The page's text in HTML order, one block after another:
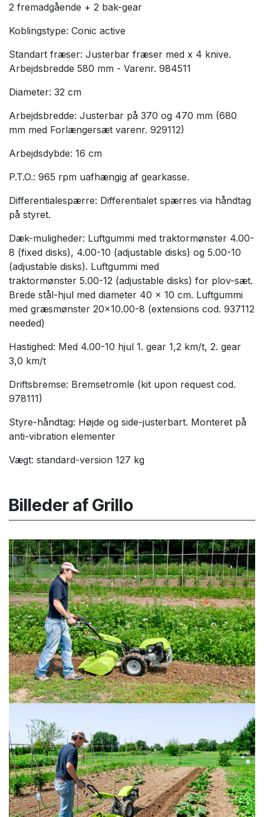
2 fremadgående + 2 bak-gear
Koblingstype: Conic active
Standart fræser: Justerbar fræser med x 4 knive.
Arbejdsbredde 580 mm - Varenr. 984511
Diameter: 32 cm
Arbejdsbredde: Justerbar på 370 og 470 mm (680
mm med Forlængersæt varenr. 929112)
Arbejdsdybde: 16 cm
P.T.O.: 965 rpm uafhængig af gearkasse.
Differentialespærre: Differentialet spærres via håndtag
på styret.
Dæk-muligheder: Luftgummi med traktormønster 4.00-
8 (fixed disks), 4.00-10 (adjustable disks) og 5.00-10
(adjustable disks). Luftgummi med
traktormønster 5.00-12 (adjustable disks) for plov-sæt.
Brede stål-hjul med diameter 40 x 10 cm. Luftgummi
med græsmønster 20x10.00-8 (extensions cod. 937112
needed)
Hastighed: Med 4.00-10 hjul 1. gear 1,2 km/t, 2. gear
3,0 km/t
Driftsbremse: Bremsetromle (kit upon request cod.
978111)
Styre-håndtag: Højde og side-justerbart. Monteret på
anti-vibration elementer
Vægt: standard-version 127 kg
Billeder af Grillo